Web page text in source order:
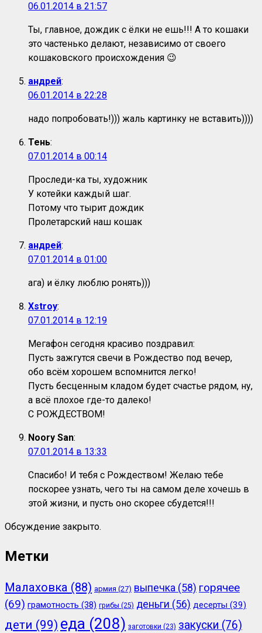
06.01.2014 в 21:57
Ты, главное, дождик с ёлки не ешь!!! А то кошаки
это частенько делают, независимо от своего
кошаковского происхождения 😉
андрей:
06.01.2014 в 22:28
надо попробовать!))) жаль картинку не вставить))))
Тень:
07.01.2014 в 00:14
Проследи-ка ты, художник
У котейки каждый шаг.
Потому что тырит дождик
Пролетарский наш кошак
андрей:
07.01.2014 в 01:00
ага) и ёлку люблю ронять)))
Xstroy:
07.01.2014 в 12:19
Мегафон сегодня красиво поздравил:
Пусть зажгутся свечи в Рождество под вечер,
обо всём хорошем вспомнится легко!
Пусть бесценным кладом будет счастье рядом, ну,
а всё плохое где-то далеко!
С РОЖДЕСТВОМ!
Noory San:
07.01.2014 в 13:33
Спасибо! И тебя с Рождеством! Желаю тебе
поскорее узнать, чего ты на самом деле хочешь в
этой жизни, и пусть оно скорее сбудется!!!
Обсуждение закрыто.
Метки
Малаховка (88) армия (27) выпечка (58) горячее
(69) грамотность (38) грибы (25) деньги (56) десерты (39)
дети (99) еда (208) заготовки (23) закуски (76)